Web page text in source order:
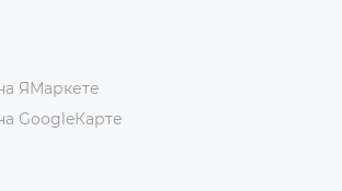
ЯМаркете
GoogleКарте